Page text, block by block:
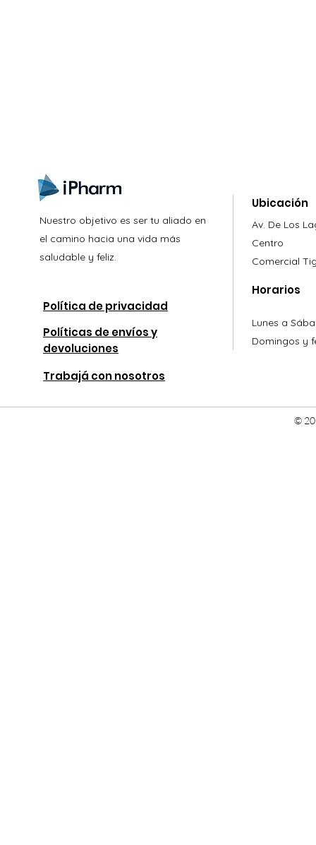
Nuestro objetivo es ser tu aliado en
el camino hacia una vida más
saludable y feliz.
Política de privacidad
Políticas de envíos y
devoluciones
Trabajá con nosotros
Ubicación
Av. De Los
Centro
Comercial
Horarios
Lunes a
Domingos y
©